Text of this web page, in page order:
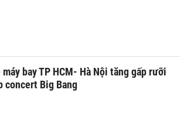
máy bay TP HCM- Hà Nội tăng gấp rưỡi
concert Big Bang